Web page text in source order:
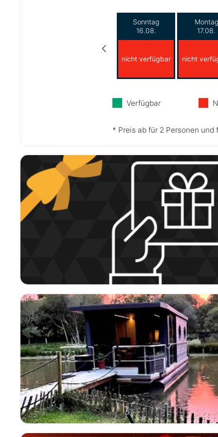
Sonntag
16.08.
nicht verfügbar
Montag
17.08.
nicht
Verfügbar
* Preis ab für 2 Personen und